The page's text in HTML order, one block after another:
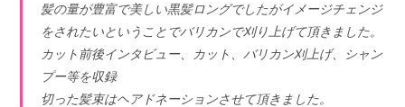
髪の量が豊富で美しい黒髪ロングでしたがイメージチェンジ
をされたいということでバリカンで刈り上げて頂きました。
カット前後インタビュー、カット、バリカン刈上げ、シャン
プー等を収録
切った髪束はヘアドネーションさせて頂きました。